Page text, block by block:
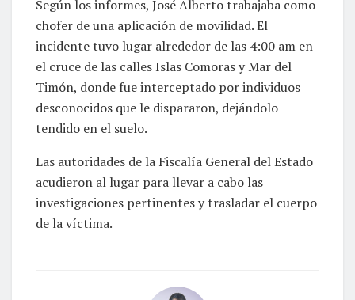
Según los informes, José Alberto trabajaba como
chofer de una aplicación de movilidad. El
incidente tuvo lugar alrededor de las 4:00 am en
el cruce de las calles Islas Comoras y Mar del
Timón, donde fue interceptado por individuos
desconocidos que le dispararon, dejándolo
tendido en el suelo.
Las autoridades de la Fiscalía General del Estado
acudieron al lugar para llevar a cabo las
investigaciones pertinentes y trasladar el cuerpo
de la víctima.